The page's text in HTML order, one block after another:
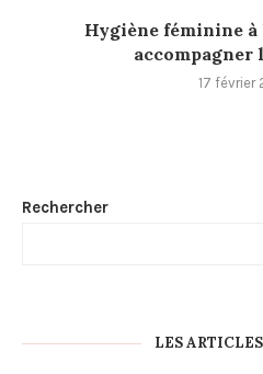
Hygiène féminine à
accompagner
17 février
Rechercher
LES